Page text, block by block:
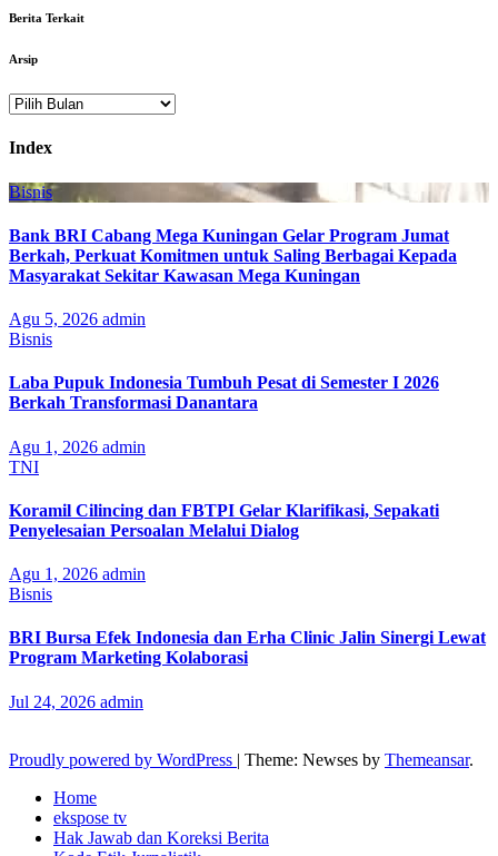
Berita Terkait
Arsip
Arsip
Index
Bisnis
Bank BRI Cabang Mega Kuningan Gelar Program Jumat
Berkah, Perkuat Komitmen untuk Saling Berbagai Kepada
Masyarakat Sekitar Kawasan Mega Kuningan
Agu 5, 2026 admin
Bisnis
Laba Pupuk Indonesia Tumbuh Pesat di Semester I 2026
Berkah Transformasi Danantara
Agu 1, 2026 admin
TNI
Koramil Cilincing dan FBTPI Gelar Klarifikasi, Sepakati
Penyelesaian Persoalan Melalui Dialog
Agu 1, 2026 admin
Bisnis
BRI Bursa Efek Indonesia dan Erha Clinic Jalin Sinergi Lewat
Program Marketing Kolaborasi
Jul 24, 2026 admin
Proudly powered by WordPress | Theme: Newses by Themeansar.
Home
ekspose tv
Hak Jawab dan Koreksi Berita